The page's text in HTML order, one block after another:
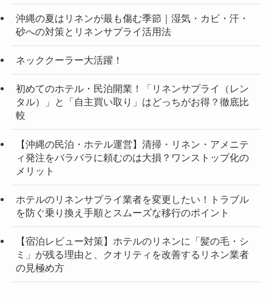
沖縄の夏はリネンが最も傷む季節｜湿気・カビ・汗・
砂への対策とリネンサプライ活用法
ネッククーラー大活躍！
初めてのホテル・民泊開業！「リネンサプライ（レン
タル）」と「自主買い取り」はどっちがお得？徹底比
較
【沖縄の民泊・ホテル運営】清掃・リネン・アメニテ
ィ発注をバラバラに頼むのは大損？ワンストップ化の
メリット
ホテルのリネンサプライ業者を変更したい！トラブル
を防ぐ乗り換え手順とスムーズな移行のポイント
【宿泊レビュー対策】ホテルのリネンに「髪の毛・シ
ミ」が残る理由と、クオリティを改善するリネン業者
の見極め方